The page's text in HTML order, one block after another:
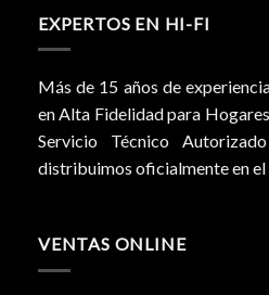
EXPERTOS EN HI-FI
Más de 15 años de
en Alta Fidelidad para
Servicio Técnico
distribuimos oficialmente en
VENTAS ONLINE